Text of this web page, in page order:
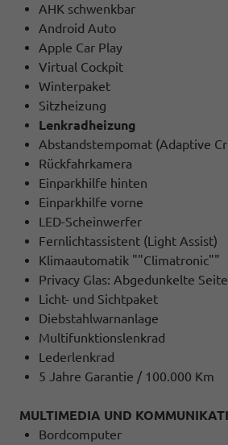
AHK schwenkbar
Android Auto
Apple Car Play
Virtual Cockpit
Winterpaket
Sitzheizung
Lenkradheizung
Abstandstempomat (Adaptive
Rückfahrkamera
Einparkhilfe hinten
Einparkhilfe vorne
LED-Scheinwerfer
Fernlichtassistent (Light Assist)
Klimaautomatik ""Climatronic""
Privacy Glas: Abgedunkelte
Licht- und Sichtpaket
Diebstahlwarnanlage
Multifunktionslenkrad
Lederlenkrad
5 Jahre Garantie / 100.000 Km
MULTIMEDIA UND
Bordcomputer